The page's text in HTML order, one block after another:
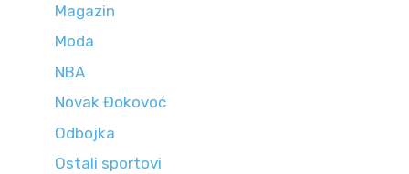
Magazin
Moda
NBA
Novak Đokovoć
Odbojka
Ostali sportovi